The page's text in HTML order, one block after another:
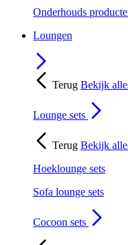
Onderhouds
Loungen
Terug Bekijk
Lounge sets
Terug Bekijk
Hoeklounge sets
Sofa lounge sets
Cocoon sets